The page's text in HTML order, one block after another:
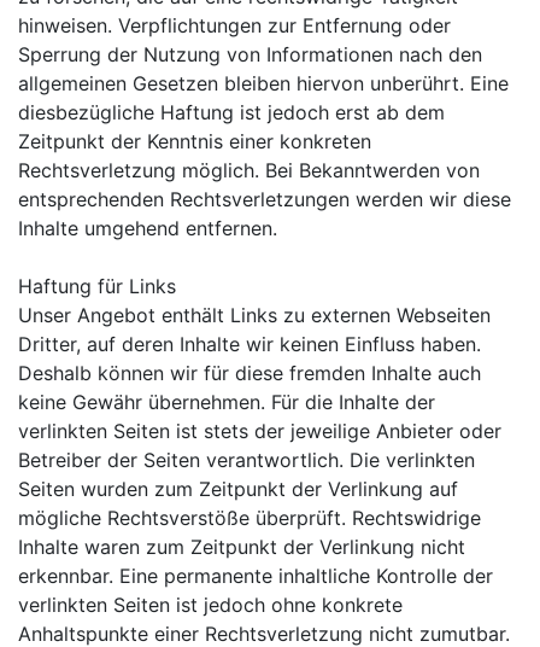
hinweisen. Verpflichtungen zur Entfernung oder
Sperrung der Nutzung von Informationen nach den
allgemeinen Gesetzen bleiben hiervon unberührt. Eine
diesbezügliche Haftung ist jedoch erst ab dem
Zeitpunkt der Kenntnis einer konkreten
Rechtsverletzung möglich. Bei Bekanntwerden von
entsprechenden Rechtsverletzungen werden wir diese
Inhalte umgehend entfernen.
Haftung für Links
Unser Angebot enthält Links zu externen Webseiten
Dritter, auf deren Inhalte wir keinen Einfluss haben.
Deshalb können wir für diese fremden Inhalte auch
keine Gewähr übernehmen. Für die Inhalte der
verlinkten Seiten ist stets der jeweilige Anbieter oder
Betreiber der Seiten verantwortlich. Die verlinkten
Seiten wurden zum Zeitpunkt der Verlinkung auf
mögliche Rechtsverstöße überprüft. Rechtswidrige
Inhalte waren zum Zeitpunkt der Verlinkung nicht
erkennbar. Eine permanente inhaltliche Kontrolle der
verlinkten Seiten ist jedoch ohne konkrete
Anhaltspunkte einer Rechtsverletzung nicht zumutbar.